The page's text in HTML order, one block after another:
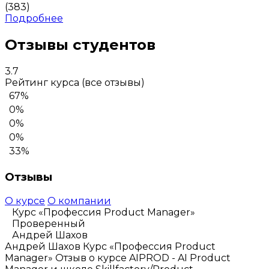
(383)
Подробнее
Отзывы студентов
3.7
Рейтинг курса (все отзывы)
67%
0%
0%
0%
33%
Отзывы
О курсе О компании
Курс «Профессия Product Manager»
Проверенный
Андрей Шахов
Андрей Шахов Курс «Профессия Product
Manager» Отзыв о курсе AIPROD - AI Product